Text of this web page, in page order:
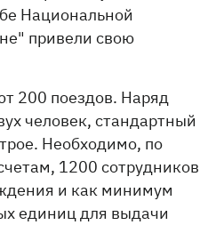
Национальной
привели свою
200 поездов. Наряд
человек, стандартный
Необходимо, по
1200 сотрудников
и как минимум
единиц для выдачи